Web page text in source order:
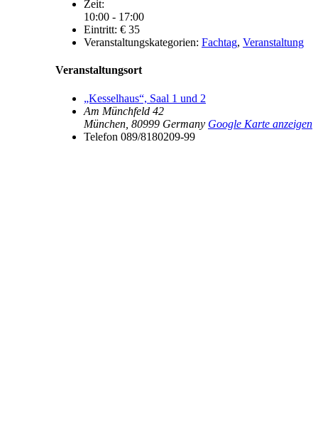
Zeit:
10:00 - 17:00
Eintritt: € 35
Veranstaltungskategorien: Fachtag, Veranstaltung
Veranstaltungsort
„Kesselhaus“, Saal 1 und 2
Am Münchfeld 42
München 80999 Germany Google Karte anzeigen
Telefon 089/8180209-99